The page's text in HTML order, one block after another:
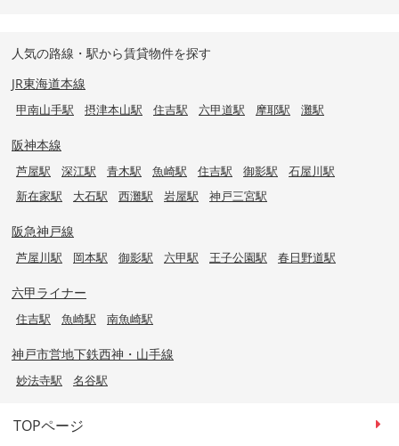
人気の路線・駅から賃貸物件を探す
JR東海道本線
甲南山手駅 摂津本山駅 住吉駅 六甲道駅 摩耶駅 灘駅
阪神本線
芦屋駅 深江駅 青木駅 魚崎駅 住吉駅 御影駅
石屋川駅
新在家駅
大石駅 西灘駅 岩屋駅 神戸三宮駅
阪急神戸線
芦屋川駅 岡本駅 御影駅 六甲駅 王子公園駅 春日野道駅
六甲ライナー
住吉駅 魚崎駅 南魚崎駅
神戸市営地下鉄西神・山手線
妙法寺駅 名谷駅
TOPページ